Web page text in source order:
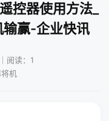
控器使用方法_
输赢-企业快讯
阅读：1
机